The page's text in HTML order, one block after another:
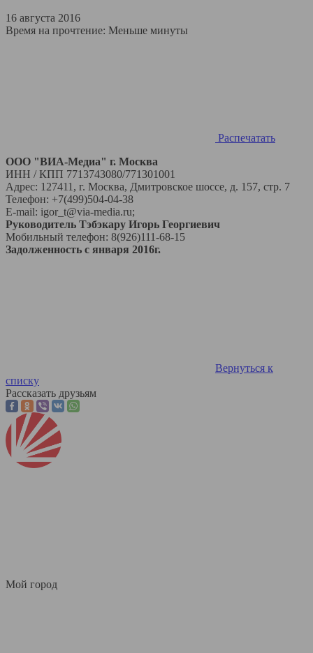
16 августа 2016
Время на прочтение: Меньше минуты
Распечатать
ООО "ВИА-Медиа" г. Москва
ИНН / КПП 7713743080/771301001
Адрес: 127411, г. Москва, Дмитровское шоссе, д. 157, стр. 7
Телефон: +7(499)504-04-38
E-mail: igor_t@via-media.ru;
Руководитель Тэбэкару Игорь Георгиевич
Мобильный телефон: 8(926)111-68-15
Задолженность с января 2016г.
Вернуться к
списку
Рассказать друзьям
Мой город